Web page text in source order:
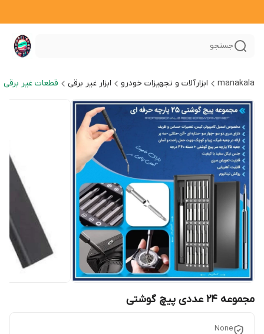
جستجو
manakala ابزارآلات و تجهیزات خودرو ابزار غیر برقی قطعات غیر برقی
مجموعه 24 عددی پیچ گوشتی
None